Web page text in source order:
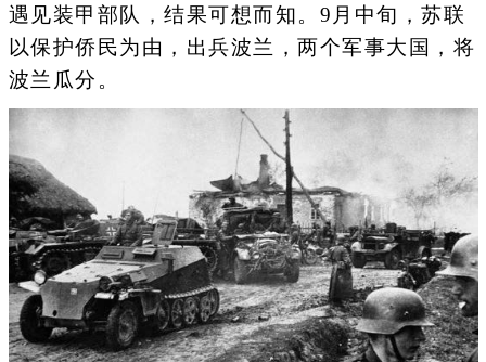
遇见装甲部队，结果可想而知。9月中旬，苏联
以保护侨民为由，出兵波兰，两个军事大国，将
波兰瓜分。